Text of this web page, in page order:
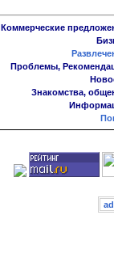
Коммерческие
Проблемы,
Знакомства,